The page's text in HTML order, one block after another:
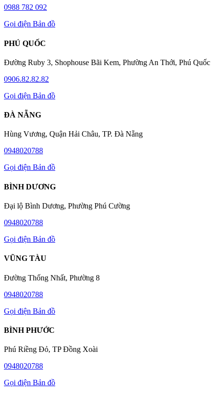
0988 782 092
Gọi điện Bản đồ
PHÚ QUỐC
Đường Ruby 3, Shophouse Bãi Kem, Phường An Thới, Phú Quốc
0906.82.82.82
Gọi điện Bản đồ
ĐÀ NẴNG
Hùng Vương, Quận Hải Châu, TP. Đà Nẵng
0948020788
Gọi điện Bản đồ
BÌNH DƯƠNG
Đại lộ Bình Dương, Phường Phú Cường
0948020788
Gọi điện Bản đồ
VŨNG TÀU
Đường Thống Nhất, Phường 8
0948020788
Gọi điện Bản đồ
BÌNH PHƯỚC
Phú Riềng Đỏ, TP Đồng Xoài
0948020788
Gọi điện Bản đồ